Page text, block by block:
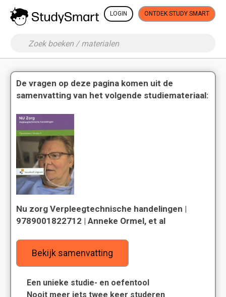
LOGIN ONTDEK STUDY SMART
De vragen op deze pagina komen uit de
samenvatting van het volgende studiemateriaal:
Nu zorg Verpleegtechnische handelingen |
9789001822712 | Anneke Ormel, et al
Bekijk samenvatting
Een unieke studie- en oefentool
Nooit meer iets twee keer studeren